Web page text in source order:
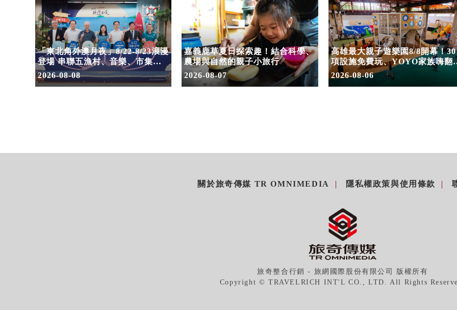
「東北角外澳月夜」8/22-8/23浪漫
登場 串聯五漁村、音樂、市集、
火舞與慢旅共度夏夜
2026-08-08
嘉義鹿草夏日探索趣！結合科學、
農場與自然的親子小旅行
2026-08-07
高雄最大親子遊樂園8/8開幕！30
項設施免費玩、YOYO家族嗨翻
假
2026-08-06
關於旅奇傳媒 TR OMNIMEDIA 隱私權政策與使用條款
旅奇整合行銷 - 旅網國際股份有限公司 版權所有
Copyright © TRAVELRICH INT'L CO., LTD. All Rights